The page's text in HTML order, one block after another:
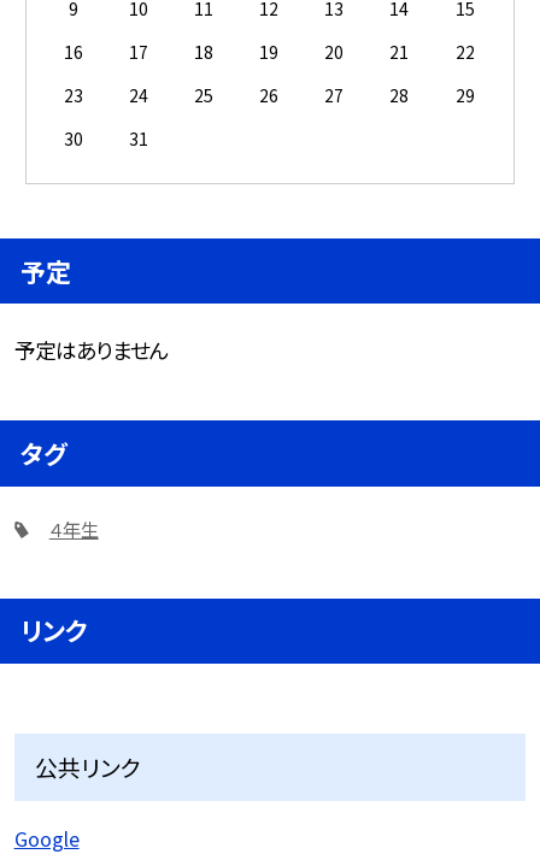
9
10 11 12 13 14
15
16
17 18 19 20 21
22
23
24 25 26 27 28
29
30
31
予定
予定はありません
タグ
４年生
リンク
公共リンク
Google